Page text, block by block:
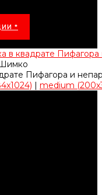
*
в квадрате
| medium